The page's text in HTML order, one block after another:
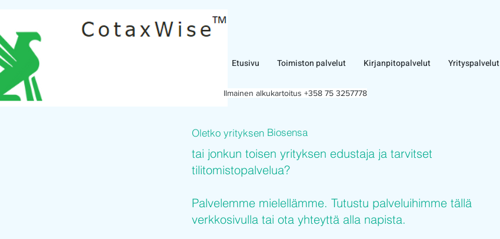
Etusivu Toimiston palvelut Kirjanpitopalvelut Yrityspalvelut
Ilmainen alkukartoitus +358 75 3257778
Biosensa
Oletko yrityksen
tai jonkun toisen yrityksen edustaja ja tarvitset
tilitomistopalvelua?
Palvelemme mielellämme. Tutustu palveluihimme tällä
verkkosivulla tai ota yhteyttä alla napista.